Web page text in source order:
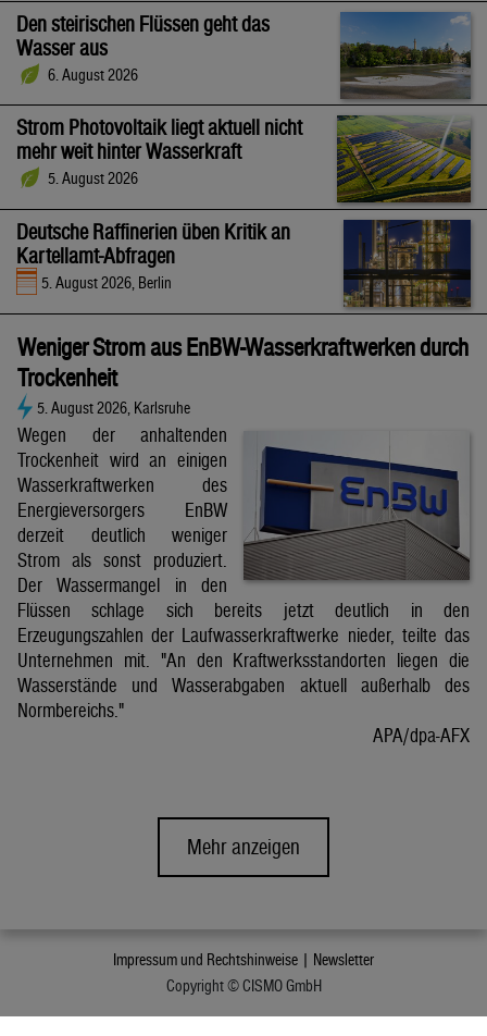
Den steirischen Flüssen geht das
Wasser aus
6. August 2026
Strom Photovoltaik liegt aktuell nicht
mehr weit hinter Wasserkraft
5. August 2026
Deutsche Raffinerien üben Kritik an
Kartellamt-Abfragen
5. August 2026, Berlin
Weniger Strom aus EnBW-Wasserkraftwerken durch
Trockenheit
5. August 2026, Karlsruhe
Wegen der anhaltenden
Trockenheit wird an einigen
Wasserkraftwerken des
Energieversorgers EnBW
derzeit deutlich weniger
Strom als sonst produziert.
Der Wassermangel in den
Flüssen schlage sich bereits jetzt deutlich in den
Erzeugungszahlen der Laufwasserkraftwerke nieder, teilte das
Unternehmen mit. "An den Kraftwerksstandorten liegen die
Wasserstände und Wasserabgaben aktuell außerhalb des
Normbereichs."
APA/dpa-AFX
Mehr anzeigen
Impressum und Rechtshinweise | Newsletter
Copyright © CISMO GmbH